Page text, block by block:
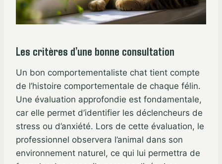
Les critères d’une bonne consultation
Un bon comportementaliste chat tient compte
de l’histoire comportementale de chaque félin.
Une évaluation approfondie est fondamentale,
car elle permet d’identifier les déclencheurs de
stress ou d’anxiété. Lors de cette évaluation, le
professionnel observera l’animal dans son
environnement naturel, ce qui lui permettra de